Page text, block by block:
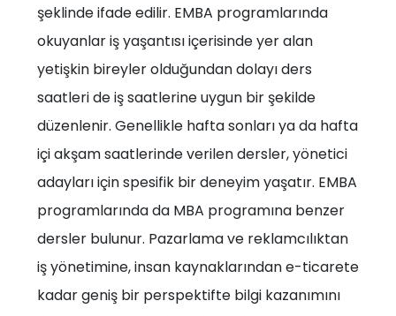
şeklinde ifade edilir. EMBA programlarında
okuyanlar iş yaşantısı içerisinde yer alan
yetişkin bireyler olduğundan dolayı ders
saatleri de iş saatlerine uygun bir şekilde
düzenlenir. Genellikle hafta sonları ya da hafta
içi akşam saatlerinde verilen dersler, yönetici
adayları için spesifik bir deneyim yaşatır. EMBA
programlarında da MBA programına benzer
dersler bulunur. Pazarlama ve reklamcılıktan
iş yönetimine, insan kaynaklarından e-ticarete
kadar geniş bir perspektifte bilgi kazanımını